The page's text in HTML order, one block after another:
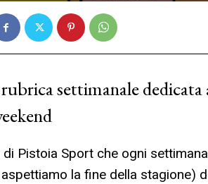
settimanale dedicata
Pistoia Sport che ogni
la fine della stagione)